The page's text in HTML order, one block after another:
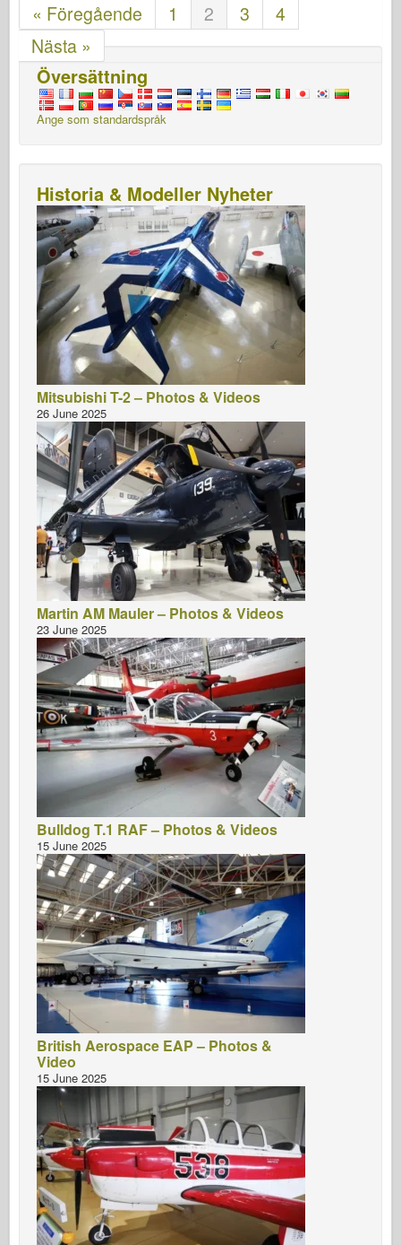
« Föregående 1 2 3
4
Nästa »
Översättning
Ange som standardspråk
Historia & Modeller Nyheter
Mitsubishi T-2 – Photos & Videos
26 June 2025
Martin AM Mauler – Photos & Videos
23 June 2025
Bulldog T.1 RAF – Photos & Videos
15 June 2025
British Aerospace EAP – Photos &
Video
15 June 2025